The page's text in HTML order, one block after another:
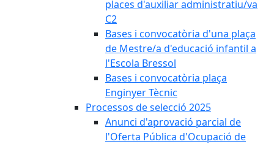
places d'auxiliar administratiu/va
C2
Bases i convocatòria d'una plaça
de Mestre/a d'educació infantil a
l'Escola Bressol
Bases i convocatòria plaça
Enginyer Tècnic
Processos de selecció 2025
Anunci d'aprovació parcial de
l'Oferta Pública d'Ocupació de